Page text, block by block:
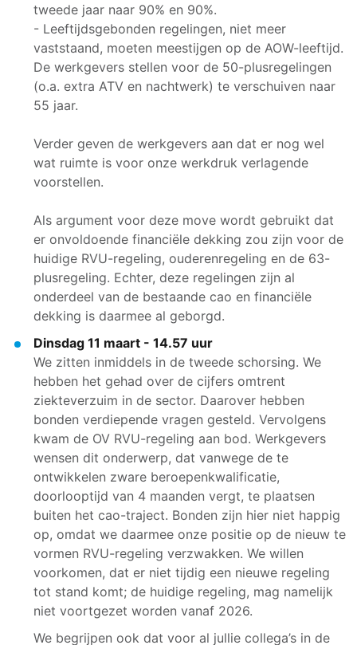
tweede jaar naar 90% en 90%.
- Leeftijdsgebonden regelingen, niet meer
vaststaand, moeten meestijgen op de AOW-leeftijd.
De werkgevers stellen voor de 50-plusregelingen
(o.a. extra ATV en nachtwerk) te verschuiven naar
55 jaar.
Verder geven de werkgevers aan dat er nog wel
wat ruimte is voor onze werkdruk verlagende
voorstellen.
Als argument voor deze move wordt gebruikt dat
er onvoldoende financiële dekking zou zijn voor de
huidige RVU-regeling, ouderenregeling en de 63-
plusregeling. Echter, deze regelingen zijn al
onderdeel van de bestaande cao en financiële
dekking is daarmee al geborgd.
Dinsdag 11 maart - 14.57 uur
We zitten inmiddels in de tweede schorsing. We
hebben het gehad over de cijfers omtrent
ziekteverzuim in de sector. Daarover hebben
bonden verdiepende vragen gesteld. Vervolgens
kwam de OV RVU-regeling aan bod. Werkgevers
wensen dit onderwerp, dat vanwege de te
ontwikkelen zware beroepenkwalificatie,
doorlooptijd van 4 maanden vergt, te plaatsen
buiten het cao-traject. Bonden zijn hier niet happig
op, omdat we daarmee onze positie op de nieuw te
vormen RVU-regeling verzwakken. We willen
voorkomen, dat er niet tijdig een nieuwe regeling
tot stand komt; de huidige regeling, mag namelijk
niet voortgezet worden vanaf 2026.
We begrijpen ook dat voor al jullie collega’s in de